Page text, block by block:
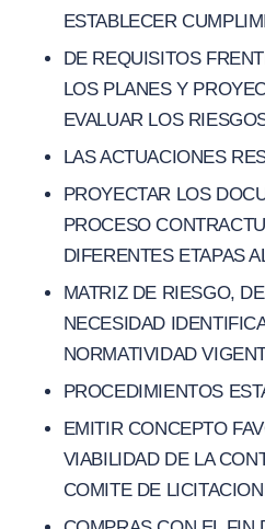
ESTABLECER
DE REQUISITOS
LOS PLANES Y
EVALUAR LOS
LAS ACTUACIONES
PROYECTAR LOS
PROCESO
DIFERENTES ETAPAS
MATRIZ DE RIESGO,
NECESIDAD
NORMATIVIDAD
PROCEDIMIENTOS
EMITIR CONCEPTO
VIABILIDAD DE LA
COMITE DE